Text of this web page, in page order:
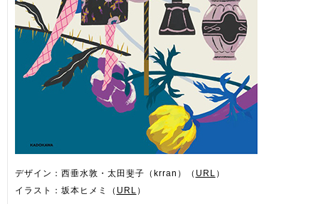
デザイン：西垂水敦・太田斐子（krran）（ URL ）
イラスト：坂本ヒメミ（ URL ）